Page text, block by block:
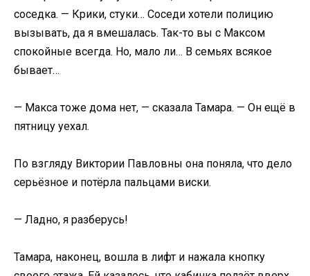
соседка. — Крики, стуки… Соседи хотели полицию
вызывать, да я вмешалась. Так-то вы с Максом
спокойные всегда. Но, мало ли… В семьях всякое
бывает…
— Макса тоже дома нет, — сказала Тамара. — Он ещё в
пятницу уехал.
По взгляду Виктории Павловны она поняла, что дело
серьёзное и потёрла пальцами виски.
— Ладно, я разберусь!
Тамара, наконец, вошла в лифт и нажала кнопку